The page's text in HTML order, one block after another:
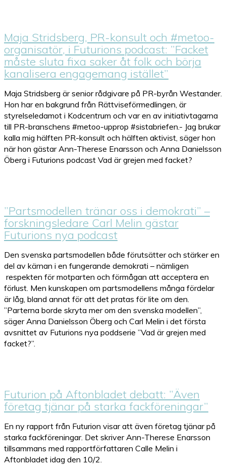
Maja Stridsberg, PR-konsult och #metoo-
organisatör, i Futurions podcast: ”Facket
måste sluta fixa saker åt folk och börja
kanalisera engagemang istället”
Maja Stridsberg är senior rådgivare på PR-byrån Westander.
Hon har en bakgrund från Rättviseförmedlingen, är
styrelseledamot i Kodcentrum och var en av initiativtagarna
till PR-branschens #metoo-upprop #sistabriefen.- Jag brukar
kalla mig hälften PR-konsult och hälften aktivist, säger hon
när hon gästar Ann-Therese Enarsson och Anna Danielsson
Öberg i Futurions podcast Vad är grejen med facket?
”Partsmodellen tränar oss i demokrati” –
forskningsledare Carl Melin gästar
Futurions nya podcast
Den svenska partsmodellen både förutsätter och stärker en
del av kärnan i en fungerande demokrati – nämligen
respekten för motparten och förmågan att acceptera en
förlust. Men kunskapen om partsmodellens många fördelar
är låg, bland annat för att det pratas för lite om den.
”Parterna borde skryta mer om den svenska modellen”,
säger Anna Danielsson Öberg och Carl Melin i det första
avsnittet av Futurions nya poddserie ”Vad är grejen med
facket?”.
Futurion på Aftonbladet debatt: ”Även
företag tjänar på starka fackföreningar”
En ny rapport från Futurion visar att även företag tjänar på
starka fackföreningar. Det skriver Ann-Therese Enarsson​
tillsammans med rapportförfattaren Calle Melin​ i
Aftonbladet idag den 10/2.